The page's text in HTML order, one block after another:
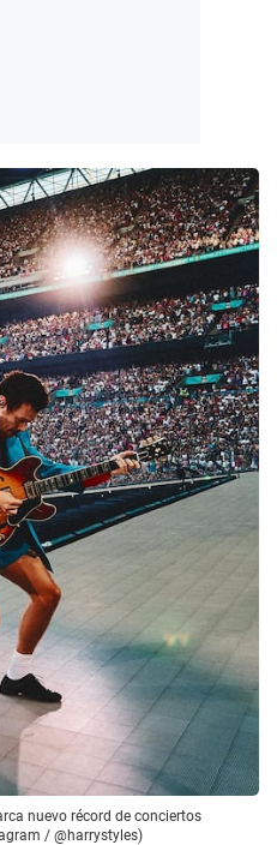
nuevo récord de conciertos
/ @harrystyles)